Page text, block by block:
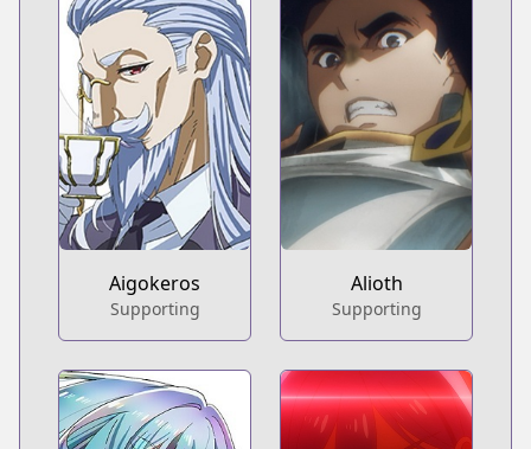
Aigokeros
Supporting
Alioth
Supporting